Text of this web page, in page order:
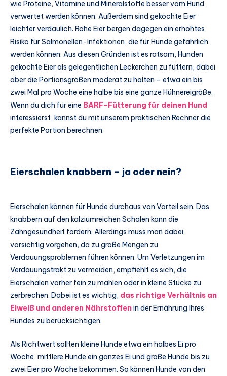
wie Proteine, Vitamine und Mineralstoffe besser vom Hund
verwertet werden können. Außerdem sind gekochte Eier
leichter verdaulich. Rohe Eier bergen dagegen ein erhöhtes
Risiko für Salmonellen-Infektionen, die für Hunde gefährlich
werden können. Aus diesen Gründen ist es ratsam, Hunden
gekochte Eier als gelegentlichen Leckerchen zu füttern, dabei
aber die Portionsgrößen moderat zu halten – etwa ein bis
zwei Mal pro Woche eine halbe bis eine ganze Hühnereigröße.
Wenn du dich für eine BARF-Fütterung für deinen Hund
interessierst, kannst du mit unserem praktischen Rechner die
perfekte Portion berechnen.
Eierschalen knabbern – ja oder nein?
Eierschalen können für Hunde durchaus von Vorteil sein. Das
knabbern auf den kalziumreichen Schalen kann die
Zahngesundheit fördern. Allerdings muss man dabei
vorsichtig vorgehen, da zu große Mengen zu
Verdauungsproblemen führen können. Um Verletzungen im
Verdauungstrakt zu vermeiden, empfiehlt es sich, die
Eierschalen vorher fein zu mahlen oder in kleine Stücke zu
zerbrechen. Dabei ist es wichtig, das richtige Verhältnis an
Eiweiß und anderen Nährstoffen in der Ernährung Ihres
Hundes zu berücksichtigen.
Als Richtwert sollten kleine Hunde etwa ein halbes Ei pro
Woche, mittlere Hunde ein ganzes Ei und große Hunde bis zu
zwei Eier pro Woche bekommen. So können Hunde von den